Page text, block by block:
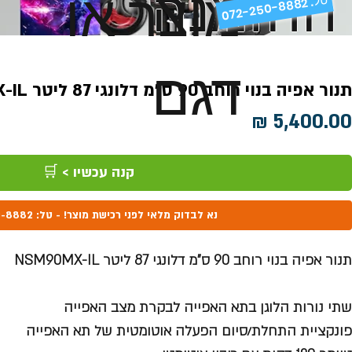
מוצר או
דגםתנור אפיה בנוי רוחב 90 ס"מ דלונגי 87 ליטר NSM90MX-IL
מחיר
קנה עכשיו > 🛒
נא לבדוק מלאי לפני רכישת מוצר! - טל: 072-250-8882
תנור אפיה בנוי רוחב 90 ס"מ דלונגי 87 ליטר NSM90MX-IL
שתי נורות הלוגן בתא האפייה לבקרת מצב האפייה
פונקציית התחלת/סיום הפעלה אוטומטית של תא האפייה
072-250-8882 .